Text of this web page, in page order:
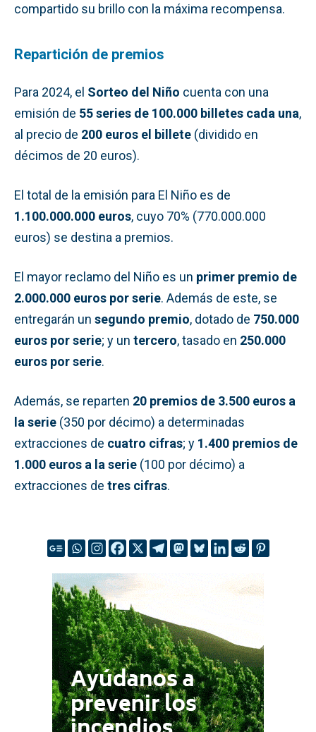
compartido su brillo con la máxima recompensa.
Repartición de premios
Para 2024, el Sorteo del Niño cuenta con una
emisión de 55 series de 100.000 billetes cada una,
al precio de 200 euros el billete (dividido en
décimos de 20 euros).
El total de la emisión para El Niño es de
1.100.000.000 euros, cuyo 70% (770.000.000
euros) se destina a premios.
El mayor reclamo del Niño es un primer premio de
2.000.000 euros por serie. Además de este, se
entregarán un segundo premio, dotado de 750.000
euros por serie; y un tercero, tasado en 250.000
euros por serie.
Además, se reparten 20 premios de 3.500 euros a
la serie (350 por décimo) a determinadas
extracciones de cuatro cifras; y 1.400 premios de
1.000 euros a la serie (100 por décimo) a
extracciones de tres cifras.